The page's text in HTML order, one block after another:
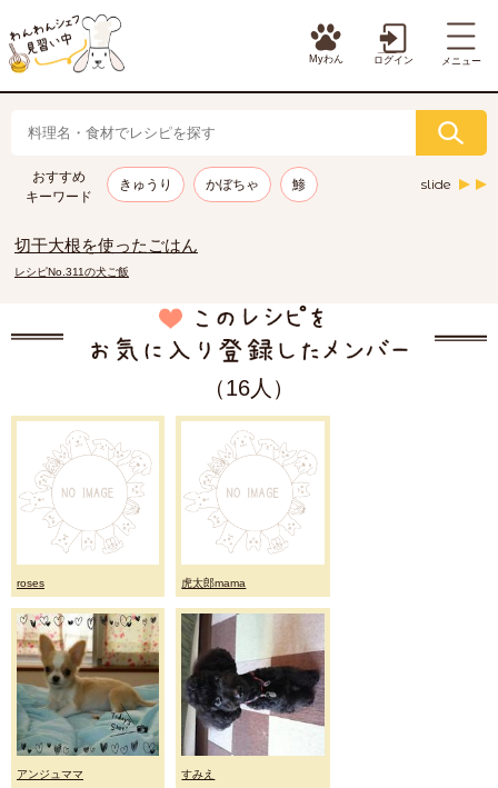
Myわん ログイン メニュー
おすすめ
キーワード
きゅうり かぼちゃ 鯵 slide
切干大根を使ったごはん
レシピNo.311の犬ご飯
（16人）
roses 虎太郎mama
アンジュママ すみえ